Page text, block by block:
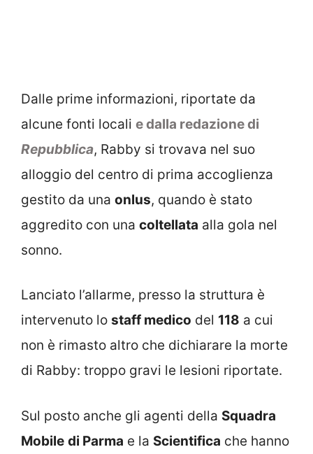
Dalle prime informazioni, riportate da
alcune fonti locali e dalla redazione di
Repubblica, Rabby si trovava nel suo
alloggio del centro di prima accoglienza
gestito da una onlus, quando è stato
aggredito con una coltellata alla gola nel
sonno.
Lanciato l’allarme, presso la struttura è
intervenuto lo staff medico del 118 a cui
non è rimasto altro che dichiarare la morte
di Rabby: troppo gravi le lesioni riportate.
Sul posto anche gli agenti della Squadra
Mobile di Parma e la Scientifica che hanno